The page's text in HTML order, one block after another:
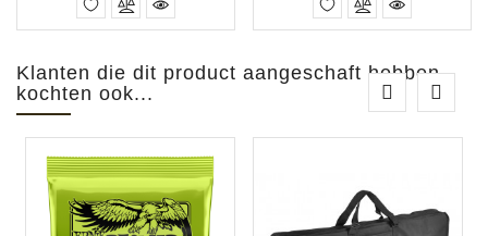
Klanten die dit product aangeschaft hebben
kochten ook...